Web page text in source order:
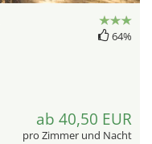
64%
ab 40,50 EUR
pro Zimmer und Nacht